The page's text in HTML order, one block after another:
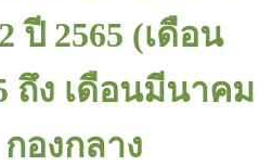
ปี 2565 (เดือน
ถึง เดือนมีนาคม
กองกลาง